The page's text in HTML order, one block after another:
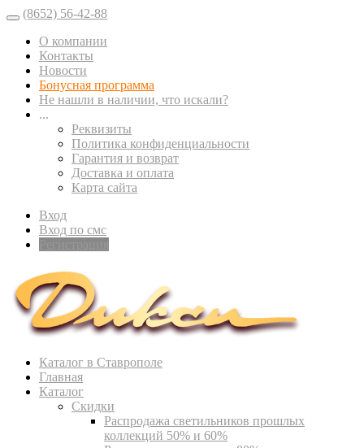
(8652) 56-42-88
О компании
Контакты
Новости
Бонусная программа
Не нашли в наличии, что искали?
...
Реквизиты
Политика конфиденциальности
Гарантия и возврат
Доставка и оплата
Карта сайта
Вход
Вход по смс
Каталог в Ставрополе
Главная
Каталог
Скидки
Распродажа светильников прошлых
коллекций 50% и 60%